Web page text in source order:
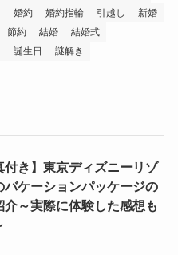
婚約 婚約指輪 引越し
新婚
節約 結婚
結婚式
誕生日 謎解き
付き】東京ディズニーリゾ
バケーションパッケージの
介～実際に体験した感想も